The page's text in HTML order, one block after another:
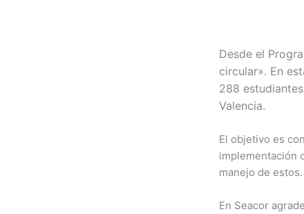
Desde el
circular». En
288
Valencia.
El objetivo es
implementación
manejo de estos.
En Seacor